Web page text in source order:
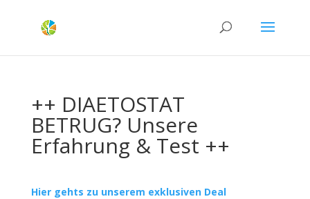
++ DIAETOSTAT
BETRUG? Unsere
Erfahrung & Test ++
Hier gehts zu unserem exklusiven Deal